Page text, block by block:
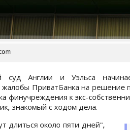
суд Англии и Уэльса
ПриватБанка на решение
финучреждения к экс-
знакомый с ходом дела.
длиться около пяти дней",